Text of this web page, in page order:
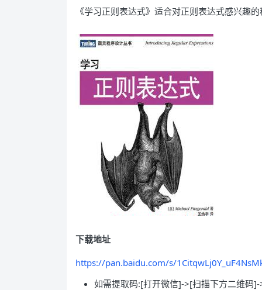
《学习正则表达式》适合对正则表达式感兴趣
下载地址
https://pan.baidu.com/s/
如需提取码:[打开微信]->[扫描下方二维码